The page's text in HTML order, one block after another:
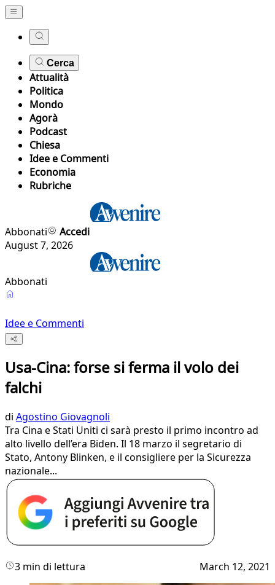
Cerca
Attualità
Politica
Mondo
Agorà
Podcast
Chiesa
Idee e Commenti
Economia
Rubriche
Abbonati
Accedi
August 7, 2026
Abbonati
Idee e Commenti
Usa-Cina: forse si ferma il volo dei
falchi
di Agostino Giovagnoli
Tra Cina e Stati Uniti ci sarà presto il primo incontro ad
alto livello dell’era Biden. Il 18 marzo il segretario di
Stato, Antony Blinken, e il consigliere per la Sicurezza
nazionale...
3 min di lettura March 12, 2021